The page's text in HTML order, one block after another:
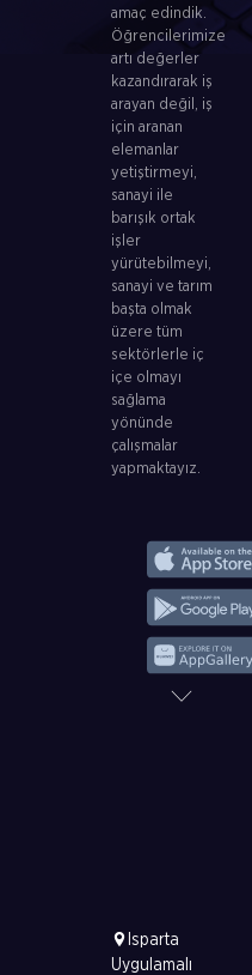
amaç edindik.
Öğrencilerimize
artı değerler
kazandırarak iş
arayan değil, iş
için aranan
elemanlar
yetiştirmeyi,
sanayi ile
barışık ortak
işler
yürütebilmeyi,
sanayi ve tarım
başta olmak
üzere tüm
sektörlerle iç
içe olmayı
sağlama
yönünde
çalışmalar
yapmaktayız.
Isparta
Uygulamalı